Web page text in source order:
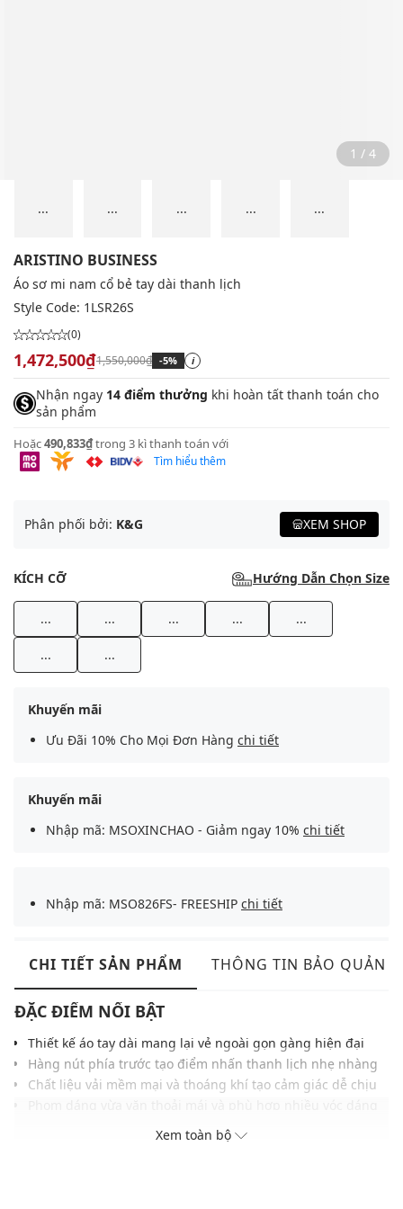
2 / 4
... ... ... ... ...
ARISTINO BUSINESS
Áo sơ mi nam cổ bẻ tay dài thanh lịch
Style Code: 1LSR26S
(0)
1,472,500₫1,550,000₫ -5% i
Nhận ngay 14 điểm thưởng khi hoàn tất thanh toán cho
sản phẩm
Hoặc490,833₫trong 3 kì thanh toán với
Tìm hiểu thêm
Phân phối bởi: K&G XEM SHOP
KÍCH CỠ Hướng Dẫn Chọn Size
... ... ... ... ...
... ...
Khuyến mãi
Ưu Đãi 10% Cho Mọi Đơn Hàng chi tiết
Khuyến mãi
Nhập mã: MSOXINCHAO - Giảm ngay 10% chi tiết
Nhập mã: MSO826FS- FREESHIP chi tiết
CHI TIẾT SẢN PHẨM THÔNG TIN BẢO QUẢN
ĐẶC ĐIỂM NỔI BẬT
Thiết kế áo tay dài mang lại vẻ ngoài gọn gàng hiện đại
Hàng nút phía trước tạo điểm nhấn thanh lịch nhẹ nhàng
Chất liệu vải mềm mại và thoáng khí tạo cảm giác dễ chịu
Họa tiết thêu hoa Bảo Tiên tôn vinh giá trị văn hóa dân tộc
Gam màu trung tính, dễ mặc nhiều phong cách khác nhau
Xem toàn bộ